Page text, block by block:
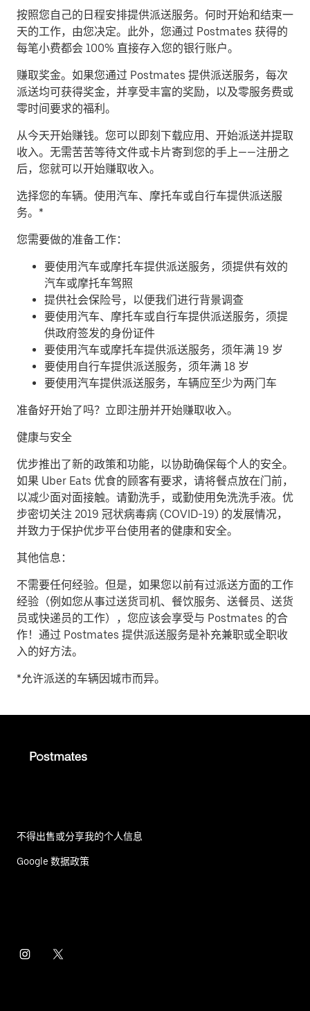
按照您自己的日程安排提供派送服务。 何时开始和结束一
天的工作，由您决定。此外，您通过 Postmates 获得的
每笔小费都会 100% 直接存入您的银行账户。
赚取奖金。 如果您通过 Postmates 提供派送服务，每次
派送均可获得奖金，并享受丰富的奖励，以及零服务费或
零时间要求的福利。
从今天开始赚钱。 您可以即刻下载应用、开始派送并提取
收入。无需苦苦等待文件或卡片寄到您的手上——注册之
后，您就可以开始赚取收入。
​选择您的车辆。使用汽车、摩托车或自行车提供派送服
务。*
您需要做的准备工作：
要使用汽车或摩托车提供派送服务，须提供有效的
汽车或摩托车驾照
提供社会保险号，以便我们进行背景调查
要使用汽车、摩托车或自行车提供派送服务，须提
供政府签发的身份证件
要使用汽车或摩托车提供派送服务，须年满 19 岁
要使用自行车提供派送服务，须年满 18 岁
要使用汽车提供派送服务，车辆应至少为两门车
准备好开始了吗？立即注册并开始赚取收入。
健康与安全
优步推出了新的政策和功能，以协助确保每个人的安全。
如果 Uber Eats 优食的顾客有要求，请将餐点放在门前，
以减少面对面接触。请勤洗手，或勤使用免洗洗手液。优
步密切关注 2019 冠状病毒病 (COVID-19) 的发展情况，
并致力于保护优步平台使用者的健康和安全。
其他信息：
不需要任何经验。但是，如果您以前有过派送方面的工作
经验（例如您从事过送货司机、餐饮服务、送餐员、送货
员或快递员的工作），您应该会享受与 Postmates 的合
作！通过 Postmates 提供派送服务是补充兼职或全职收
入的好方法。
*允许派送的车辆因城市而异。
不得出售或分享我的个人信息
Google 数据政策